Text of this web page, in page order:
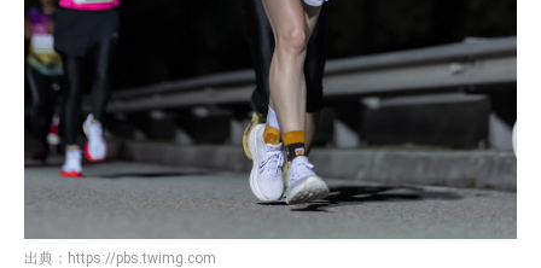
出典： https://pbs.twimg.com